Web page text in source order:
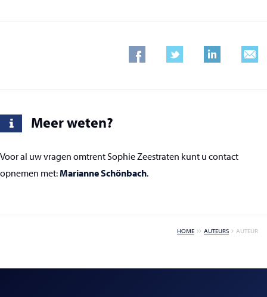
Meer weten?
Voor al uw vragen omtrent Sophie Zeestraten kunt u contact
opnemen met:Marianne Schönbach.
HOME AUTEURS AUTEUR